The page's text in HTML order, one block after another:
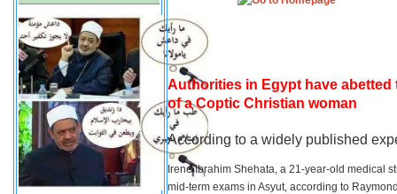
Authorities in Egypt have
of a Coptic Christian woman
According to a widely published
Irene Ibrahim Shehata, a 21-year-old medical
mid-term exams in Asyut, according to